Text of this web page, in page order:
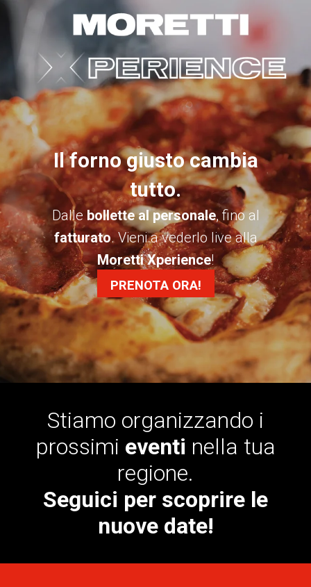
Il forno giusto cambia
tutto.
Dallebollette al personale, fino al
fatturato. Vieni a vederlo live alla
Moretti Xperience!
PRENOTA ORA!
Stiamo organizzando i
prossimi eventi nella tua
regione.
Seguici per scoprire le
nuove date!